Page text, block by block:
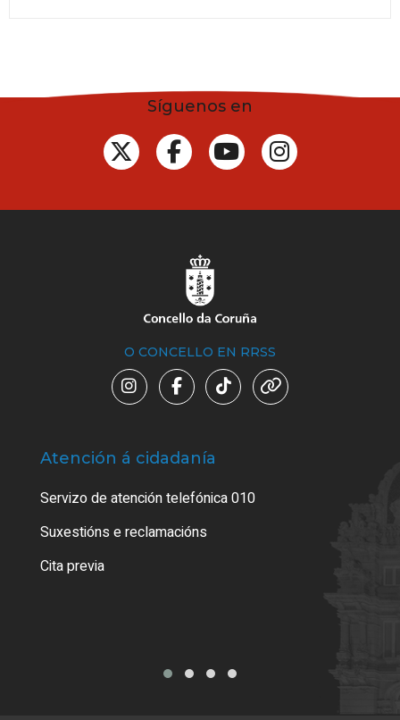
Síguenos en
O CONCELLO EN RRSS
Atención á cidadanía
Servizo de atención telefónica 010
Suxestións e reclamacións
Cita previa